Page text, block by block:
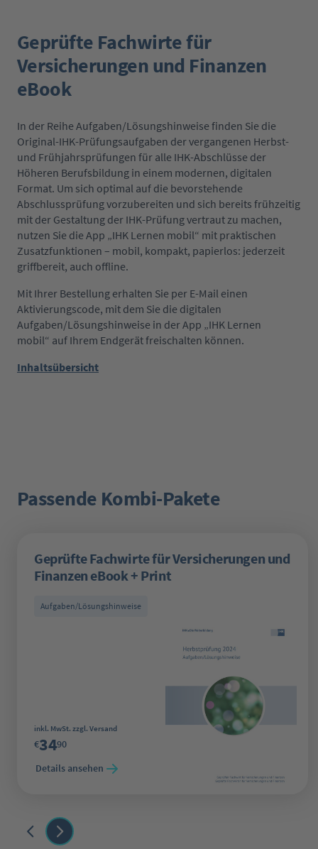
Geprüfte Fachwirte für
Versicherungen und Finanzen
eBook
In der Reihe Aufgaben/Lösungshinweise finden Sie die
Original-IHK-Prüfungsaufgaben der vergangenen Herbst-
und Frühjahrsprüfungen für alle IHK-Abschlüsse der
Höheren Berufsbildung in einem modernen, digitalen
Format. Um sich optimal auf die bevorstehende
Abschlussprüfung vorzubereiten und sich bereits frühzeitig
mit der Gestaltung der IHK-Prüfung vertraut zu machen,
nutzen Sie die App „IHK Lernen mobil“ mit praktischen
Zusatzfunktionen – mobil, kompakt, papierlos: jederzeit
griffbereit, auch offline.
Mit Ihrer Bestellung erhalten Sie per E-Mail einen
Aktivierungscode, mit dem Sie die digitalen
Aufgaben/Lösungshinweise in der App „IHK Lernen
mobil“ auf Ihrem Endgerät freischalten können.
Inhaltsübersicht
Produktgalerie überspringen
Passende Kombi-Pakete
Geprüfte Fachwirte für Versicherungen und
Finanzen eBook + Print
Aufgaben/Lösungshinweise
Regulärer Preis:
inkl. MwSt. zzgl. Versand
€3490
Details ansehen